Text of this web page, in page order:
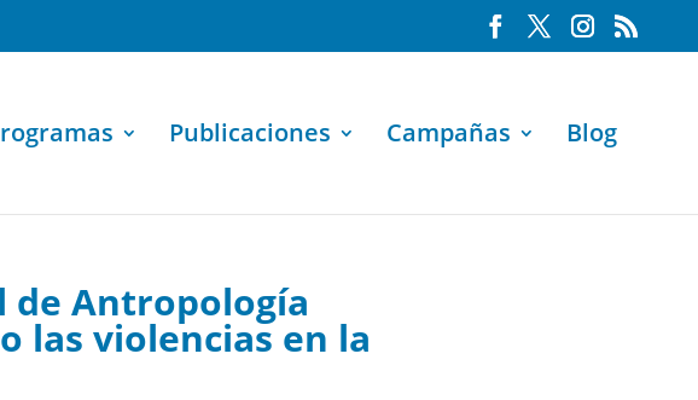
Publicaciones Campañas Blog
de Antropología
las violencias en la